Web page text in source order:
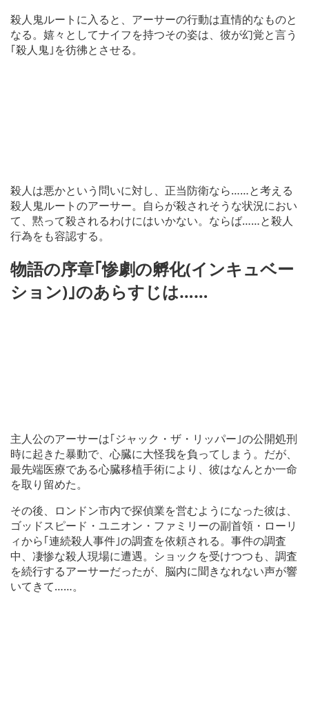
殺人鬼ルートに入ると、アーサーの行動は直情的なものと
なる。嬉々としてナイフを持つその姿は、彼が幻覚と言う
｢殺人鬼｣を彷彿とさせる。
殺人は悪かという問いに対し、正当防衛なら……と考える
殺人鬼ルートのアーサー。自らが殺されそうな状況におい
て、黙って殺されるわけにはいかない。ならば……と殺人
行為をも容認する。
物語の序章｢惨劇の孵化(インキュベー
ション)｣のあらすじは……
主人公のアーサーは｢ジャック・ザ・リッパー｣の公開処刑
時に起きた暴動で、心臓に大怪我を負ってしまう。だが、
最先端医療である心臓移植手術により、彼はなんとか一命
を取り留めた。
その後、ロンドン市内で探偵業を営むようになった彼は、
ゴッドスピード・ユニオン・ファミリーの副首領・ローリ
ィから｢連続殺人事件｣の調査を依頼される。事件の調査
中、凄惨な殺人現場に遭遇。ショックを受けつつも、調査
を続行するアーサーだったが、脳内に聞きなれない声が響
いてきて……。